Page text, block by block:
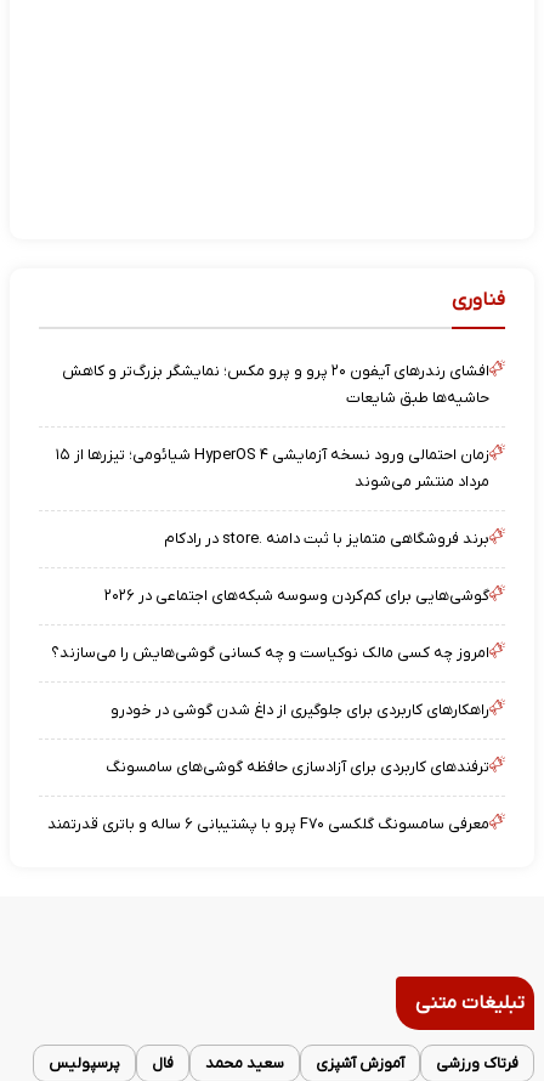
فناوری
افشای رندرهای آیفون ۲۰ پرو و پرو مکس؛ نمایشگر بزرگ‌تر و کاهش
حاشیه‌ها طبق شایعات
زمان احتمالی ورود نسخه آزمایشی HyperOS ۴ شیائومی؛ تیزرها از ۱۵
مرداد منتشر می‌شوند
برند فروشگاهی متمایز با ثبت دامنه .store در رادکام
گوشی‌هایی برای کم‌کردن وسوسه شبکه‌های اجتماعی در ۲۰۲۶
امروز چه کسی مالک نوکیاست و چه کسانی گوشی‌هایش را می‌سازند؟
راهکارهای کاربردی برای جلوگیری از داغ شدن گوشی در خودرو
ترفندهای کاربردی برای آزادسازی حافظه گوشی‌های سامسونگ
معرفی سامسونگ گلکسی F۷۰ پرو با پشتیبانی ۶ ساله و باتری قدرتمند
تبلیغات متنی
فرتاک ورزشی آموزش آشپزی سعید محمد فال پرسپولیس